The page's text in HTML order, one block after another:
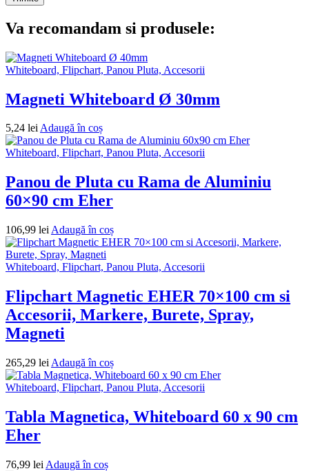
Va recomandam si produsele:
Whiteboard, Flipchart, Panou Pluta, Accesorii
Magneti Whiteboard Ø 30mm
5,24 leiAdaugă în coș
Whiteboard, Flipchart, Panou Pluta, Accesorii
Panou de Pluta cu Rama de Aluminiu
60×90 cm Eher
106,99 lei Adaugă în coș
Whiteboard, Flipchart, Panou Pluta, Accesorii
Flipchart Magnetic EHER 70×100 cm si
Accesorii, Markere, Burete, Spray,
Magneti
265,29 lei Adaugă în coș
Whiteboard, Flipchart, Panou Pluta, Accesorii
Tabla Magnetica, Whiteboard 60 x 90 cm
Eher
76,99 lei Adaugă în coș